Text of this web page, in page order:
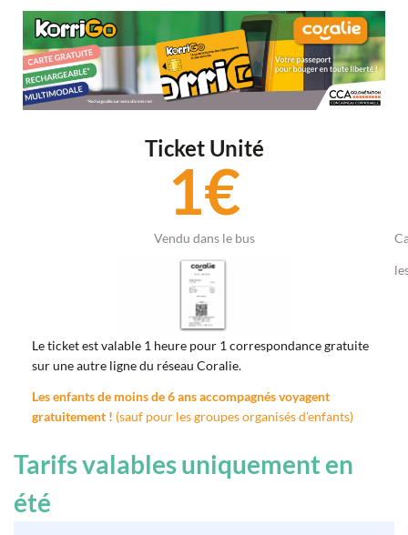
Ticket Unité
Vendu dans le bus
1€
Le ticket est valable 1 heure pour 1 correspondance gratuite
sur une autre ligne du réseau Coralie.
Les enfants de moins de 6 ans accompagnés voyagent
gratuitement ! (sauf pour les groupes organisés d’enfants)
Tarifs valables uniquement en
été